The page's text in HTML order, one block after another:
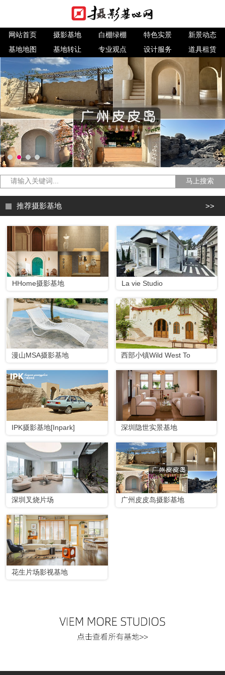
网站首页 摄影基地 白棚绿棚 特色实景
新景动态
基地地图
基地转让 专业观点 设计服务 道具租赁
马上搜索
推荐摄影基地 >>
HHome摄影基地 La vie Studio
漫山MSA摄影基地 西部小镇Wild West To
IPK摄影基地[Inpark] 深圳隐世实景基地
深圳叉烧片场 广州皮皮岛摄影基地
花生片场影视基地